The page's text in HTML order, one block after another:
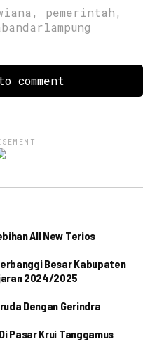
, pemerintah,
comment
All New Terios
Besar Kabupaten
2024/2025
Dengan Gerindra
Pasar Krui Tanggamus